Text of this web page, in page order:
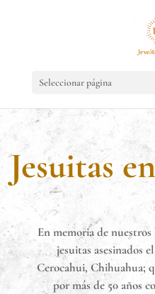
Seleccionar página
Jesuitas
En memoria de
jesuitas asesinados
Cerocahui, Chihuahua;
por más de 50 años